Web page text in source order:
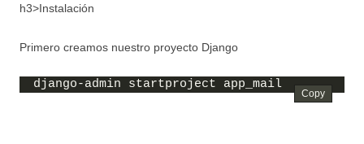
h3>Instalación
Primero creamos nuestro proyecto Django
django-admin startproject app_mail